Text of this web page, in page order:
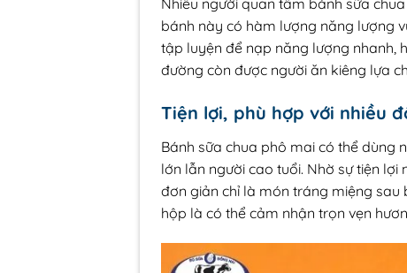
bánh này có hàm lượng năng lượng
tập luyện để nạp năng lượng nhanh,
đường còn được người ăn kiêng lựa
Tiện lợi, phù hợp với nhiều
Bánh sữa chua phô mai có thể dùng
lớn lẫn người cao tuổi. Nhờ sự tiện
đơn giản chỉ là món tráng miệng sau
hộp là có thể cảm nhận trọn vẹn